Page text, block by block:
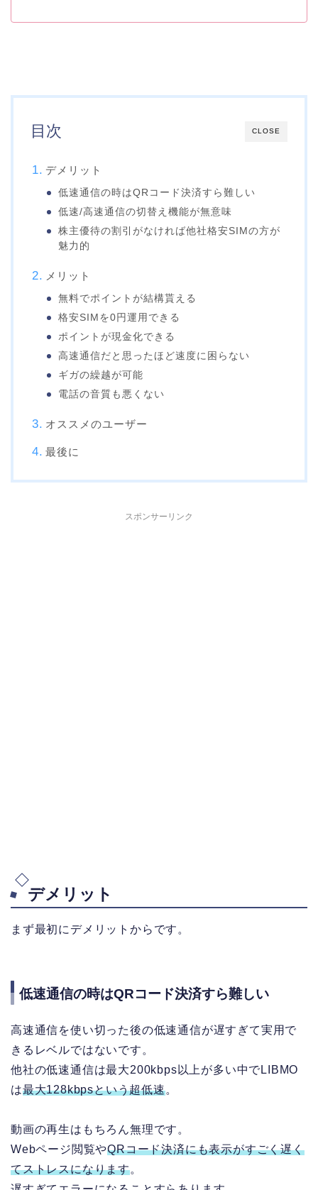
CLOSE
目次
デメリット
低速通信の時はQRコード決済すら難しい
低速/高速通信の切替え機能が無意味
株主優待の割引がなければ他社格安SIMの方が
魅力的
メリット
無料でポイントが結構貰える
格安SIMを0円運用できる
ポイントが現金化できる
高速通信だと思ったほど速度に困らない
ギガの繰越が可能
電話の音質も悪くない
オススメのユーザー
最後に
スポンサーリンク
デメリット
まず最初にデメリットからです。
低速通信の時はQRコード決済すら難しい
高速通信を使い切った後の低速通信が遅すぎて実用で
きるレベルではないです。
他社の低速通信は最大200kbps以上が多い中でLIBMO
は最大128kbpsという超低速。
動画の再生はもちろん無理です。
Webページ閲覧やQRコード決済にも表示がすごく遅く
てストレスになります。